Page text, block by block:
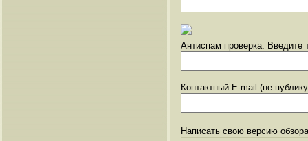
Антиспам проверка: Введите
Контактный E-mail (не
Написать свою версию